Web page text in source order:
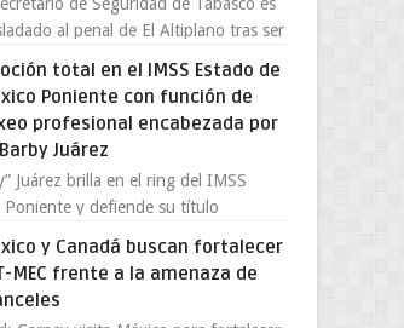
al penal de El Altiplano tras ser
total en el IMSS Estado de
Poniente con función de
profesional encabezada por
Juárez
Juárez brilla en el ring del IMSS
Poniente y defiende su título
Deportiva Cuauhtémo...
y Canadá buscan fortalecer
MEC frente a la amenaza de